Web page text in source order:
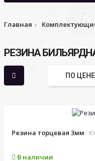
Главная
РЕЗИНА
Резина торцевая 3мм
В наличии